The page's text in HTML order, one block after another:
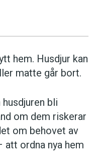
hem. Husdjur kan
matte går bort.
bli
om dem riskerar
om behovet av
att ordna nya hem